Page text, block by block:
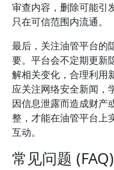
审查内容，删除可能引
只在可信范围内流通。
最后，关注油管平台的
要。平台会不定期更新
解相关变化，合理利用
应关注网络安全新闻，
因信息泄露而造成财产
整，才能在油管平台上
互动。
常见问题 (FAQ)